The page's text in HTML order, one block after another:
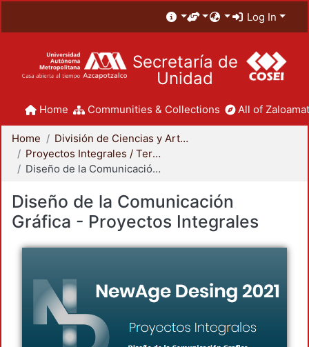
Log In
Secretaría de
Unidad
Home Communities & Collections All of
Home
División de Ciencias y Artes para el Diseño
Proyectos Integrales / Terminales - Licenciatura
Diseño de la Comunicación Gráfica - Proyectos Integrales
Diseño de la Comunicación
Gráfica - Proyectos Integrales